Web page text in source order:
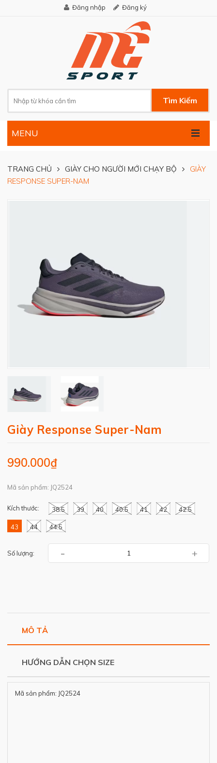
Đăng nhập Đăng ký
Tìm Kiếm
.
MENU
TRANG CHỦ GIÀY CHO NGƯỜI MỚI CHẠY BỘ
GIÀY
RESPONSE SUPER-NAM
Giày Response Super-Nam
990.000₫
Mã sản phẩm: JQ2524
Kích thước: 38.5 39 40 40.5 41 42 42.5
43 44 44.5
Số lượng: - +
MÔ TẢ
HƯỚNG DẪN CHỌN SIZE
Mã sản phẩm: JQ2524